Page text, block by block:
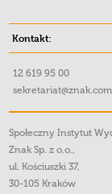
Kontakt:
12 619 95 00
Społeczny Instytut
Znak Sp. z o.o.,
ul. Kościuszki 37,
30-105 Kraków